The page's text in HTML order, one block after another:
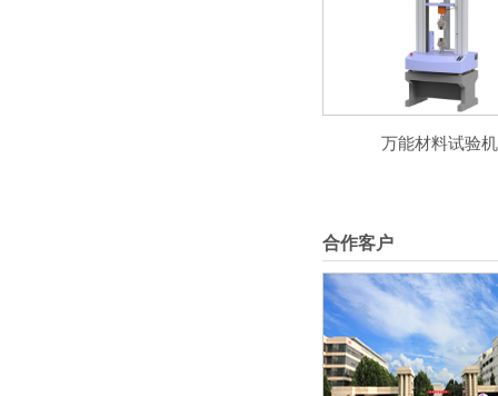
万能材料试验机
合作客户